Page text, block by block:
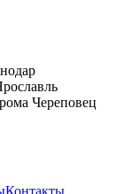
Череповец
Контакты